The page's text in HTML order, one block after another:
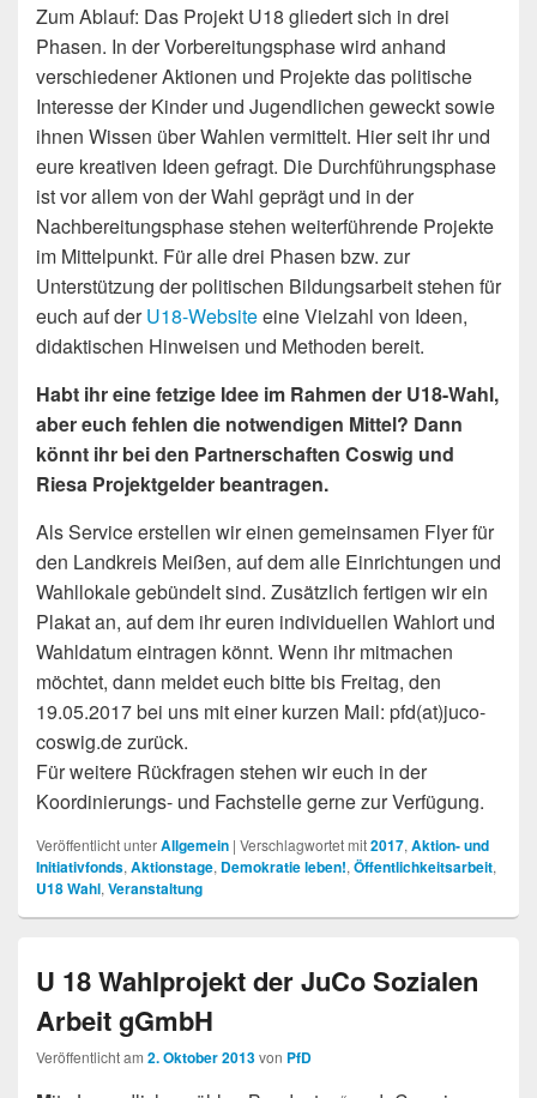
Zum Ablauf: Das Projekt U18 gliedert sich in drei
Phasen. In der Vorbereitungsphase wird anhand
verschiedener Aktionen und Projekte das politische
Interesse der Kinder und Jugendlichen geweckt sowie
ihnen Wissen über Wahlen vermittelt. Hier seit ihr und
eure kreativen Ideen gefragt. Die Durchführungsphase
ist vor allem von der Wahl geprägt und in der
Nachbereitungsphase stehen weiterführende Projekte
im Mittelpunkt. Für alle drei Phasen bzw. zur
Unterstützung der politischen Bildungsarbeit stehen für
euch auf derU18-Websiteeine Vielzahl von Ideen,
didaktischen Hinweisen und Methoden bereit.
Habt ihr eine fetzige Idee im Rahmen der U18-Wahl,
aber euch fehlen die notwendigen Mittel? Dann
könnt ihr bei den Partnerschaften Coswig und
Riesa Projektgelder beantragen.
Als Service erstellen wir einen gemeinsamen Flyer für
den Landkreis Meißen, auf dem alle Einrichtungen und
Wahllokale gebündelt sind. Zusätzlich fertigen wir ein
Plakat an, auf dem ihr euren individuellen Wahlort und
Wahldatum eintragen könnt. Wenn ihr mitmachen
möchtet, dann meldet euch bitte bis Freitag, den
19.05.2017 bei uns mit einer kurzen Mail: pfd(at)juco-
coswig.de zurück.
Für weitere Rückfragen stehen wir euch in der
Koordinierungs- und Fachstelle gerne zur Verfügung.
Veröffentlicht unterAllgemein | Verschlagwortet mit2017, Aktion- und
Initiativfonds, Aktionstage, Demokratie leben!, Öffentlichkeitsarbeit,
U18 Wahl, Veranstaltung
U 18 Wahlprojekt der JuCo Sozialen
Arbeit gGmbH
Veröffentlicht am 2. Oktober 2013von PfD